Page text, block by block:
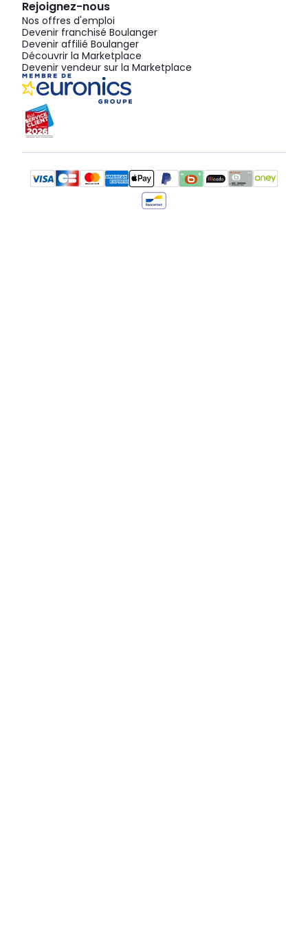
Rejoignez-nous
Nos offres d'emploi
Devenir franchisé Boulanger
Devenir affilié Boulanger
Découvrir la Marketplace
Devenir vendeur sur la Marketplace